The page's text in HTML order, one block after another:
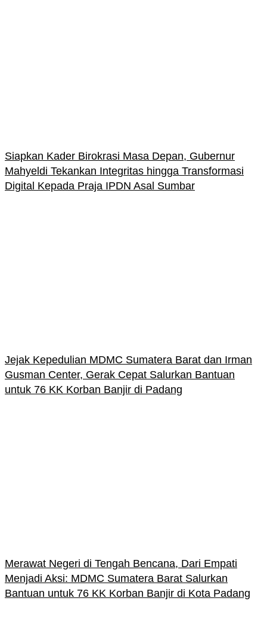
Siapkan Kader Birokrasi Masa Depan, Gubernur
Mahyeldi Tekankan Integritas hingga Transformasi
Digital Kepada Praja IPDN Asal Sumbar
Jejak Kepedulian MDMC Sumatera Barat dan Irman
Gusman Center, Gerak Cepat Salurkan Bantuan
untuk 76 KK Korban Banjir di Padang
Merawat Negeri di Tengah Bencana, Dari Empati
Menjadi Aksi: MDMC Sumatera Barat Salurkan
Bantuan untuk 76 KK Korban Banjir di Kota Padang